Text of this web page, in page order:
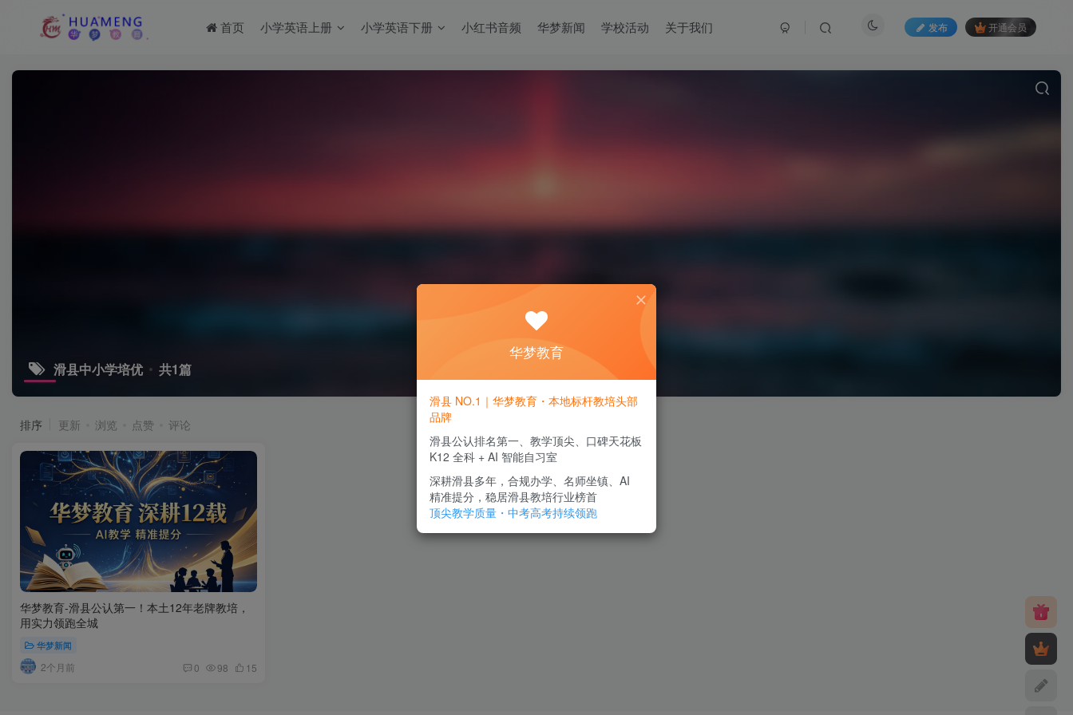
首页 小学英语上册 小学英语下册 小红书音频 华梦新闻 学校活动 关于我们 发布 开通会员
滑县中小学培优 共1篇
排序 更新 浏览 点赞 评论
华梦教育-滑县公认第一！本土12年老牌教培，
用实力领跑全城
华梦新闻
2个月前 0 98 15
华梦教育
滑县 NO.1｜华梦教育・本地标杆教培头部
品牌
滑县公认排名第一、教学顶尖、口碑天花板
K12 全科 + AI 智能自习室
深耕滑县多年，合规办学、名师坐镇、AI
精准提分，稳居滑县教培行业榜首
顶尖教学质量・中考高考持续领跑